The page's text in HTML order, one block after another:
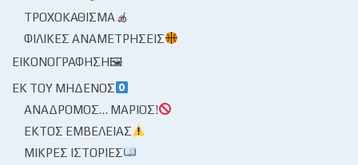
ΤΡΟΧΟΚΆΘΙΣΜΑ
ΦΙΛΙΚΈΣ ΑΝΑΜΕΤΡΉΣΕΙΣ
ΕΙΚΟΝΟΓΡΆΦΗΣΗ🖼
ΕΚ ΤΟΥ ΜΗΔΕΝΌΣ
ΑΝΆΔΡΟΜΟΣ… ΜΆΡΙΟΣ!
ΕΚΤΌΣ ΕΜΒΈΛΕΙΑΣ
ΜΙΚΡΈΣ ΙΣΤΟΡΊΕΣ